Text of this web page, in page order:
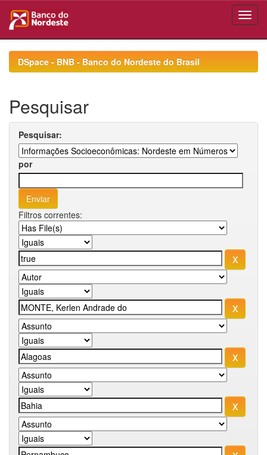
navigationDSpace - BNB - Banco do Nordeste do Brasil
Pesquisar
Pesquisar:
por
Filtros correntes: